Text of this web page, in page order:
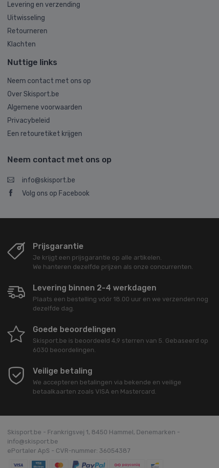
Levering en verzending
Uitwisseling
Retourneren
Klachten
Nuttige links
Neem contact met ons op
Over Skisport.be
Algemene voorwaarden
Privacybeleid
Een retouretiket krijgen
Neem contact met ons op
info@skisport.be
Volg ons op Facebook
Prijsgarantie
Je krijgt een prijsgarantie op alle artikelen.
We hanteren dezelfde prijzen als onze concurrenten.
Levering binnen 2-4 werkdagen
Plaats een bestelling vóór 18.00 uur en we verzenden nog
dezelfde dag.
Goede beoordelingen
Skisport.be is beoordeeld 4,9 sterren van 5. Gebaseerd op
6030 beoordelingen.
Veilige betaling
We accepteren betalingen via bekende en veilige
betaalkaarten zoals VISA en Mastercard.
Skisport.be - Frankrigsvej 1, 8450 Hammel, Denemarken -
info@skisport.be
ePortaler ApS - CVR-nummer: 36054387